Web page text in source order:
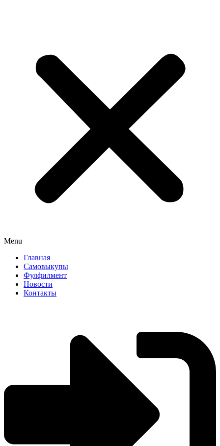
Menu
Главная
Самовыкупы
Фулфилмент
Новости
Контакты